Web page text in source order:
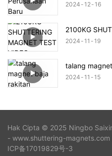
2024 12 16
2100KG
2024 11 19
talang
2024 11 15
Hak Cipta © 2025 Ningbo
- www.shuttering-magnets.com |
ICP备17019829号-3